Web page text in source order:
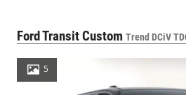
Ford Transit Custom Trend DCiV
5